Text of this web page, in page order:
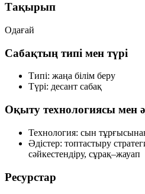
Тақырып
Одағай
Сабақтың типі мен түрі
Типі: жаңа білім беру
Түрі: десант сабақ
Оқыту технологиясы мен
Технология: сын
Әдістер: топтастыру
сәйкестендіру, сұрақ–жауап
Ресурстар